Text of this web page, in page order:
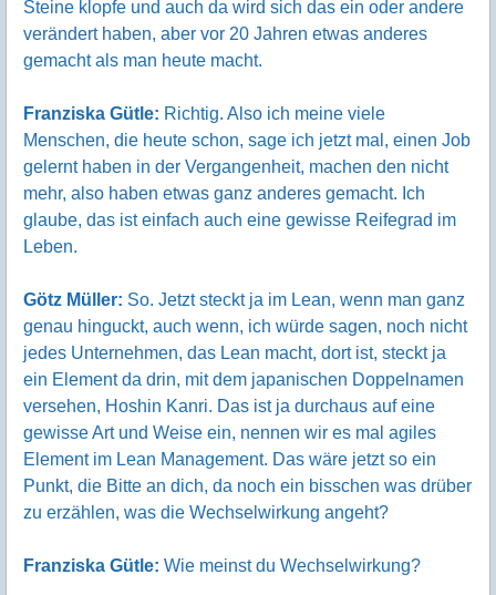
Steine klopfe und auch da wird sich das ein oder andere
verändert haben, aber vor 20 Jahren etwas anderes
gemacht als man heute macht.
Franziska Gütle: Richtig. Also ich meine viele
Menschen, die heute schon, sage ich jetzt mal, einen Job
gelernt haben in der Vergangenheit, machen den nicht
mehr, also haben etwas ganz anderes gemacht. Ich
glaube, das ist einfach auch eine gewisse Reifegrad im
Leben.
Götz Müller: So. Jetzt steckt ja im Lean, wenn man ganz
genau hinguckt, auch wenn, ich würde sagen, noch nicht
jedes Unternehmen, das Lean macht, dort ist, steckt ja
ein Element da drin, mit dem japanischen Doppelnamen
versehen, Hoshin Kanri. Das ist ja durchaus auf eine
gewisse Art und Weise ein, nennen wir es mal agiles
Element im Lean Management. Das wäre jetzt so ein
Punkt, die Bitte an dich, da noch ein bisschen was drüber
zu erzählen, was die Wechselwirkung angeht?
Franziska Gütle: Wie meinst du Wechselwirkung?